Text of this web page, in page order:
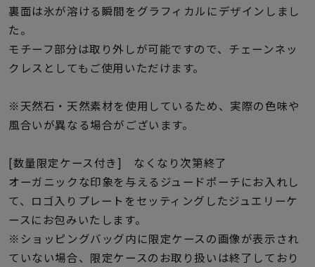
メンズ
リングサイズ
～
価格 ¥0
在庫 在庫ありのみ
裏面は氷が溶ける瞬間をグラフィカルにデザインしまし
た。
モチーフ部分は取り外しが可能ですので、チェーンネッ
クレスとしてもご使用いただけます。
※天然石・天然素材を使用しているため、実際の色味や
風合いが異なる場合がございます。
[数量限定ケース付き] なくなり次第終了
オーガニックな印象を与えるジュードポーチにお入れし
て、ロゴ入りプレートをセッティングしたジュエリーケ
ースにお包みいたします。
※ショッピングバッグ内に限定ケースの画像が表示され
ていない場合、限定ケースのお取り扱いは終了しており